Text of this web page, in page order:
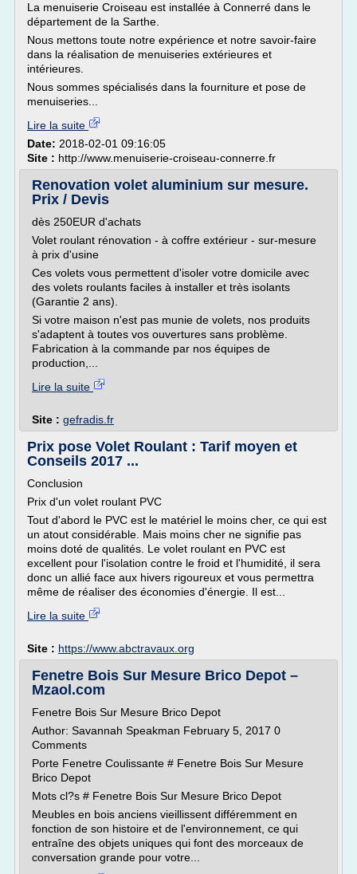
La menuiserie Croiseau est installée à Connerré dans le
département de la Sarthe.
Nous mettons toute notre expérience et notre savoir-faire
dans la réalisation de menuiseries extérieures et
intérieures.
Nous sommes spécialisés dans la fourniture et pose de
menuiseries...
Lire la suite
Date: 2018-02-01 09:16:05
Site : http://www.menuiserie-croiseau-connerre.fr
Renovation volet aluminium sur mesure.
Prix / Devis
dès 250EUR d'achats
Volet roulant rénovation - à coffre extérieur - sur-mesure
à prix d'usine
Ces volets vous permettent d'isoler votre domicile avec
des volets roulants faciles à installer et très isolants
(Garantie 2 ans).
Si votre maison n'est pas munie de volets, nos produits
s'adaptent à toutes vos ouvertures sans problème.
Fabrication à la commande par nos équipes de
production,...
Lire la suite
Site : gefradis.fr
Prix pose Volet Roulant : Tarif moyen et
Conseils 2017 ...
Conclusion
Prix d'un volet roulant PVC
Tout d'abord le PVC est le matériel le moins cher, ce qui est
un atout considérable. Mais moins cher ne signifie pas
moins doté de qualités. Le volet roulant en PVC est
excellent pour l'isolation contre le froid et l'humidité, il sera
donc un allié face aux hivers rigoureux et vous permettra
même de réaliser des économies d'énergie. Il est...
Lire la suite
Site : https://www.abctravaux.org
Fenetre Bois Sur Mesure Brico Depot –
Mzaol.com
Fenetre Bois Sur Mesure Brico Depot
Author: Savannah Speakman February 5, 2017 0
Comments
Porte Fenetre Coulissante # Fenetre Bois Sur Mesure
Brico Depot
Mots cl?s # Fenetre Bois Sur Mesure Brico Depot
Meubles en bois anciens vieillissent différemment en
fonction de son histoire et de l'environnement, ce qui
entraîne des objets uniques qui font des morceaux de
conversation grande pour votre...